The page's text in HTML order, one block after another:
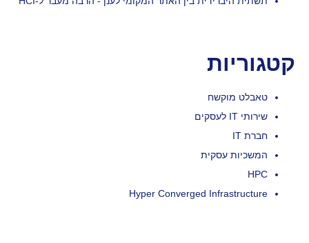
קטגוריות
טאבלט מוקשח
שירותי IT לעסקים
חברת IT
המשכיות עסקית
HPC
Hyper Converged Infrastructure